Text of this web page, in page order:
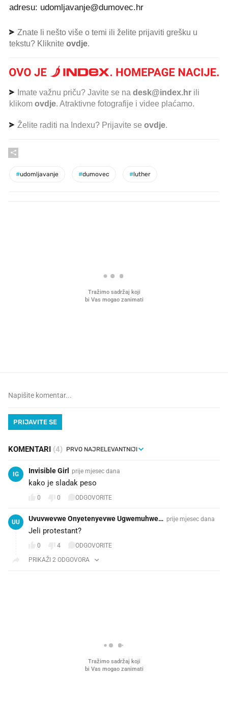
adresu: udomljavanje@dumovec.hr
Znate li nešto više o temi ili želite prijaviti grešku u
tekstu? Kliknite ovdje.
Imate važnu priču? Javite se na desk@index.hr ili
klikom ovdje. Atraktivne fotografije i videe plaćamo.
Želite raditi na Indexu? Prijavite se ovdje.
#udomljavanje #dumovec #luther
PRIJAVITE SE
KOMENTARI (4)
IG Invisible Girl prije mjesec dana
kako je sladak peso ❤️
0 0 ODGOVORITE
UU
Uvuvwevwe Onyetenyevwe Ugwemuhwe
m Osas
prije mjesec dana
Jeli protestant?
0 4
ODGOVORITE
PRIKAŽI 2 ODGOVORA